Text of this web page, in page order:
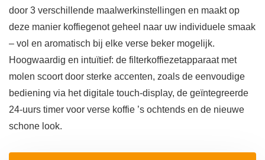
door 3 verschillende maalwerkinstellingen en maakt op
deze manier koffiegenot geheel naar uw individuele smaak
– vol en aromatisch bij elke verse beker mogelijk.
Hoogwaardig en intuïtief: de filterkoffiezetapparaat met
molen scoort door sterke accenten, zoals de eenvoudige
bediening via het digitale touch-display, de geïntegreerde
24-uurs timer voor verse koffie ’s ochtends en de nieuwe
schone look.